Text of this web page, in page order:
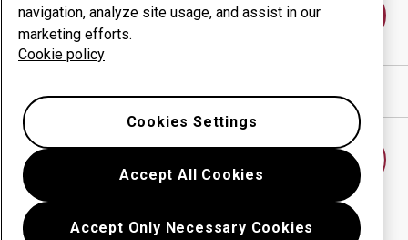
Contactez-nous
navigation, analyze site usage, and assist in our
marketing efforts.
Cookie policy
Accept All Cookies
Accept Only Necessary Cookies
Cookies Settings